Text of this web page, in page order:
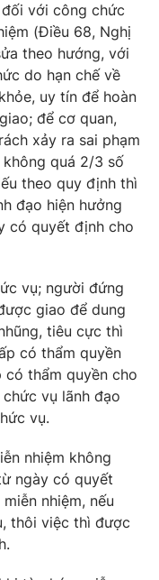
với công chức
(Điều 68, Nghị
theo hướng, với
do hạn chế về
uy tín để hoàn
để cơ quan,
xảy ra sai phạm
quá 2/3 số
theo quy định thì
đạo hiện hưởng
có quyết định cho
vụ; người đứng
giao để dung
tiêu cực thì
có thẩm quyền
thẩm quyền cho
vụ lãnh đạo
vụ.
nhiệm không
ngày có quyết
nhiệm, nếu
thôi việc thì được